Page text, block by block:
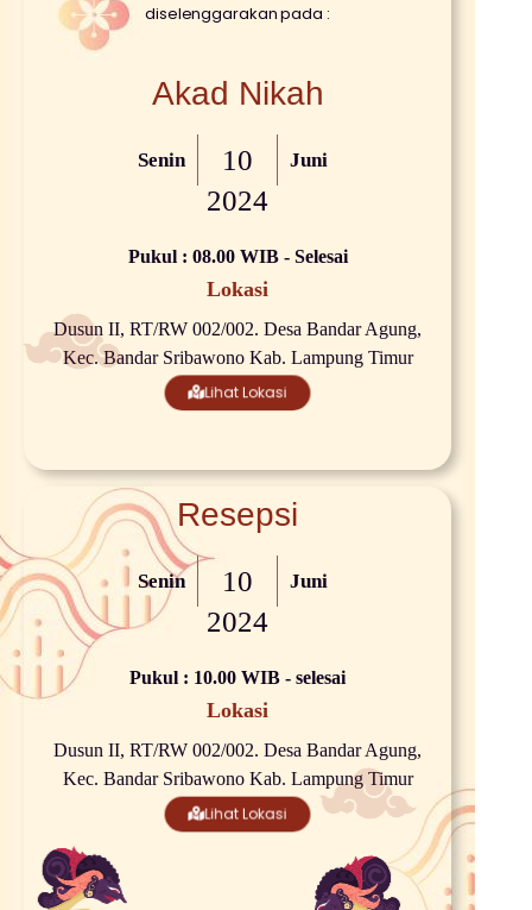
diselenggarakan pada :
Akad Nikah
Senin 10 Juni
2024
Pukul : 08.00 WIB - Selesai
Lokasi
Dusun II, RT/RW 002/002. Desa Bandar Agung,
Kec. Bandar Sribawono Kab. Lampung Timur
Lihat Lokasi
Resepsi
Senin 10 Juni
2024
Pukul : 10.00 WIB - selesai
Lokasi
Dusun II, RT/RW 002/002. Desa Bandar Agung,
Kec. Bandar Sribawono Kab. Lampung Timur
Lihat Lokasi